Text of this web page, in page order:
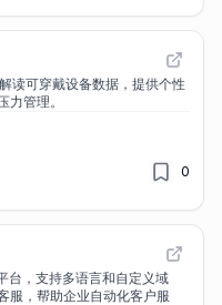
读可穿戴设备数据，提供个性
管理。
0
台，支持多语言和自定义域
服，帮助企业自动化客户服